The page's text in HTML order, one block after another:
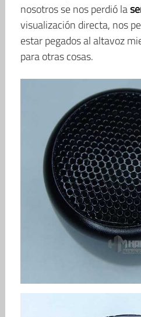
nosotros se nos perdió la
visualización directa, nos
estar pegados al altavoz
para otras cosas.